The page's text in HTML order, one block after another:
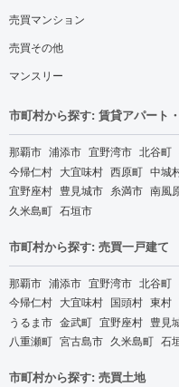
売買マンション
売買その他
マンスリー
市町村から探す: 賃貸アパート
那覇市 浦添市 宜野湾市 北谷町
今帰仁村 大宜味村 西原町 中城
宜野座村 豊見城市 糸満市 南風
久米島町 石垣市
市町村から探す: 売買一戸建て
那覇市 浦添市 宜野湾市 北谷町
今帰仁村 大宜味村 国頭村 東村
うるま市 金武町 宜野座村 豊見
八重瀬町 宮古島市 久米島町 石
市町村から探す: 売買土地